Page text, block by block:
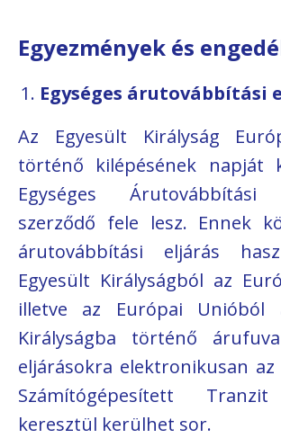
Egyezmények és
Egységes árutovábbítási
Az Egyesült Királyság
történő kilépésének napját
Egységes Árutovábbítási
szerződő fele lesz. Ennek
árutovábbítási eljárás
Egyesült Királyságból az
illetve az Európai Unióból
Királyságba történő
eljárásokra elektronikusan az
Számítógépesített Tranzit
keresztül kerülhet sor.